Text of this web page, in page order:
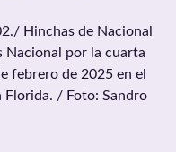
Hinchas de Nacional
Nacional por la cuarta
febrero de 2025 en el
Florida. / Foto: Sandro